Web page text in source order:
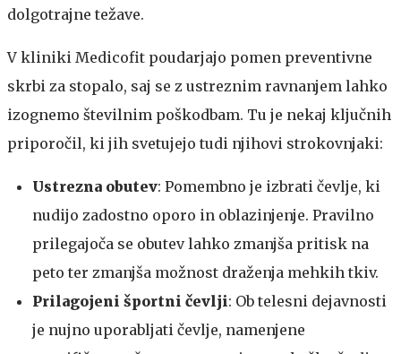
dolgotrajne težave.
V kliniki Medicofit poudarjajo pomen preventivne
skrbi za stopalo, saj se z ustreznim ravnanjem lahko
izognemo številnim poškodbam. Tu je nekaj ključnih
priporočil, ki jih svetujejo tudi njihovi strokovnjaki:
Ustrezna obutev: Pomembno je izbrati čevlje, ki
nudijo zadostno oporo in oblazinjenje. Pravilno
prilegajoča se obutev lahko zmanjša pritisk na
peto ter zmanjša možnost draženja mehkih tkiv.
Prilagojeni športni čevlji: Ob telesni dejavnosti
je nujno uporabljati čevlje, namenjene